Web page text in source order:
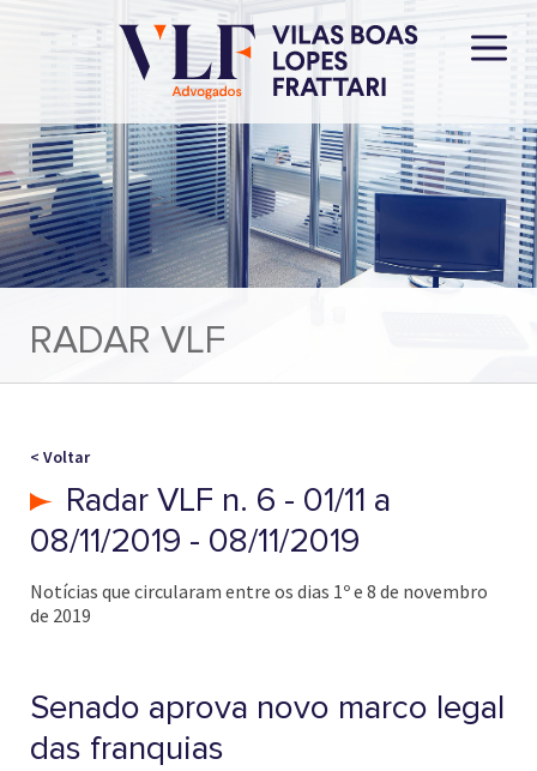
RADAR VLF
< Voltar
Radar VLF n. 6 - 01/11 a
08/11/2019 - 08/11/2019
Notícias que circularam entre os dias 1º e 8 de novembro
de 2019
Senado aprova novo marco legal
das franquias